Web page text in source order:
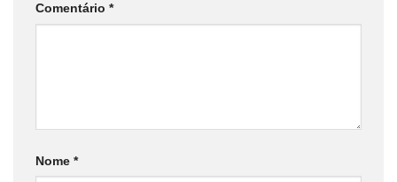
Comentário *
Nome *